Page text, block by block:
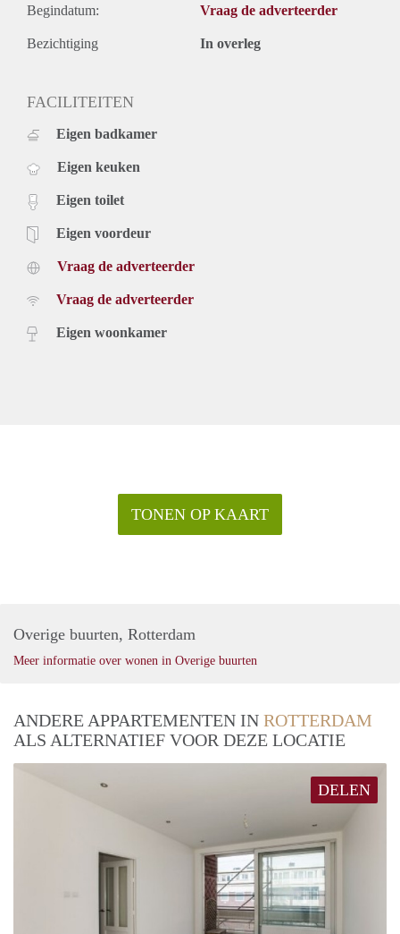
Begindatum: Vraag de adverteerder
Bezichtiging In overleg
FACILITEITEN
Eigen badkamer
Eigen keuken
Eigen toilet
Eigen voordeur
Vraag de adverteerder
Vraag de adverteerder
Eigen woonkamer
TONEN OP KAART
Overige buurten, Rotterdam
Meer informatie over wonen in Overige buurten
ANDERE APPARTEMENTEN IN ROTTERDAM
ALS ALTERNATIEF VOOR DEZE LOCATIE
DELEN